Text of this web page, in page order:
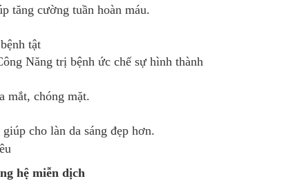
tăng cường tuần hoàn máu.
tật
Năng trị bệnh ức chế sự hình thành
mắt, chóng mặt.
cho làn da sáng đẹp hơn.
hệ miễn dịch